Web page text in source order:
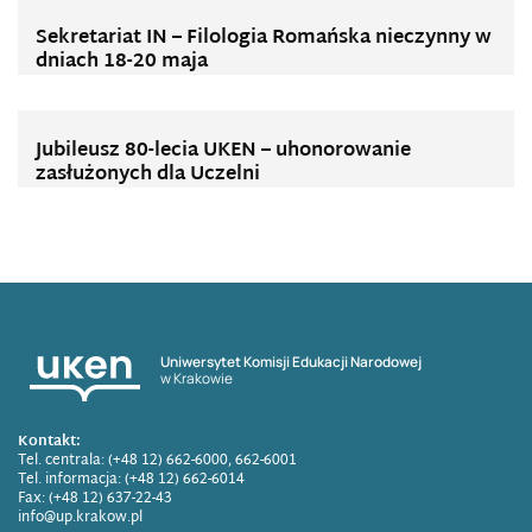
Sekretariat IN – Filologia Romańska nieczynny w
dniach 18-20 maja
Jubileusz 80-lecia UKEN – uhonorowanie
zasłużonych dla Uczelni
Uniwersytet Komisji Edukacji Narodowej
w Krakowie
Kontakt:
Tel. centrala: (+48 12) 662-6000, 662-6001
Tel. informacja: (+48 12) 662-6014
Fax: (+48 12) 637-22-43
info@up.krakow.pl